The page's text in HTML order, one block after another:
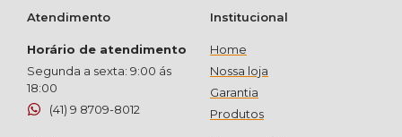
Atendimento
Horário de atendimento
Segunda a sexta: 9:00 ás
18:00
(41) 9 8709-8012
Institucional
Home
Nossa loja
Garantia
Produtos